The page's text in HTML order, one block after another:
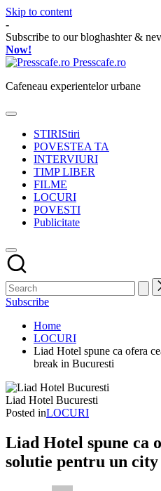
Skip to content
-
Subscribe to our bloghashter &
Now!
Presscafe.ro
Cafeneau experientelor urbane
STIRIStiri
POVESTEA TA
INTERVIURI
TIMP LIBER
FILME
LOCURI
POVESTI
Publicitate
Subscribe
Home
LOCURI
Liad Hotel spune ca ofera
break in Bucuresti
Liad Hotel Bucuresti
Posted inLOCURI
Liad Hotel spune ca
solutie pentru un